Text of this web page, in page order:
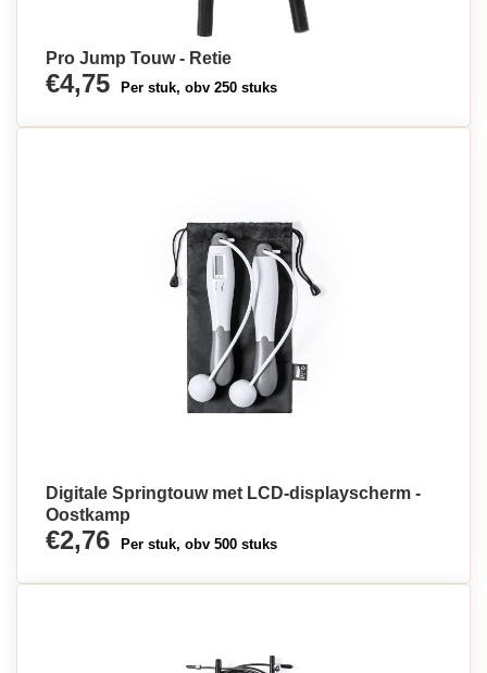
Pro Jump Touw - Retie
€4,75 Per stuk, obv 250 stuks
Digitale Springtouw met LCD-displayscherm -
Oostkamp
€2,76 Per stuk, obv 500 stuks